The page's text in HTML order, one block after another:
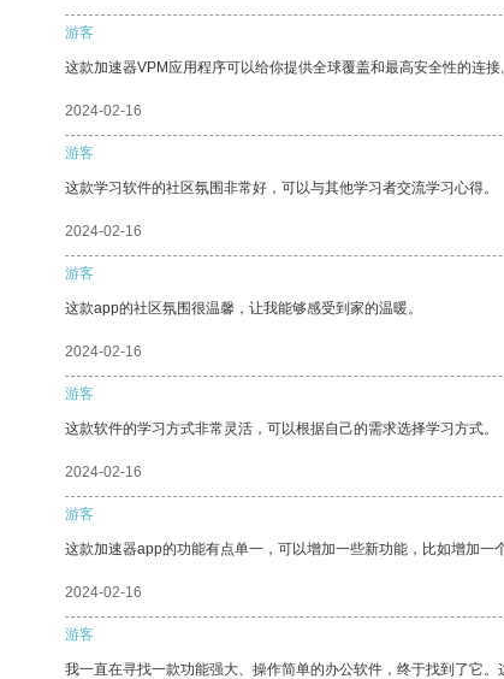
游客
这款加速器VPM应用程序可以给你提供全球覆盖和最高安全性的连接
2024-02-16
游客
这款学习软件的社区氛围非常好，可以与其他学习者交流学习心得。
2024-02-16
游客
这款app的社区氛围很温馨，让我能够感受到家的温暖。
2024-02-16
游客
这款软件的学习方式非常灵活，可以根据自己的需求选择学习方式。
2024-02-16
游客
这款加速器app的功能有点单一，可以增加一些新功能，比如增加一
2024-02-16
游客
我一直在寻找一款功能强大、操作简单的办公软件，终于找到了它